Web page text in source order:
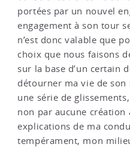
portées par un nouvel
engagement à son tour
n’est donc valable que
choix que nous faisons
sur la base d’un certain
détourner ma vie de son
une série de
non par aucune création
explications de ma
tempérament, mon